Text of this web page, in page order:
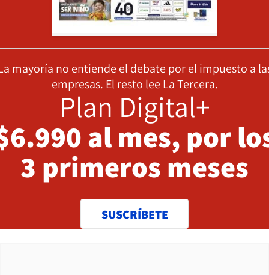
mayoría no entiende el debate por el impuesto a
empresas. El resto lee La Tercera.
Plan Digital+
al mes, por
3 primeros meses
SUSCRÍBETE